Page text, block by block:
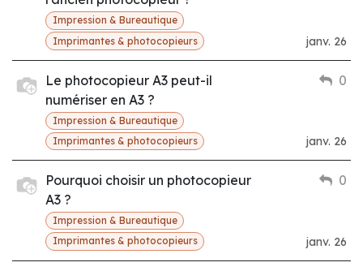
Impression & Bureautique
Imprimantes & photocopieurs
janv. 26
Le photocopieur A3 peut-il
numériser en A3 ?
Impression & Bureautique
Imprimantes & photocopieurs
0
janv. 26
Pourquoi choisir un photocopieur
A3 ?
Impression & Bureautique
Imprimantes & photocopieurs
0
janv. 26